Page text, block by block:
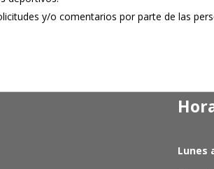
y/o comentarios por parte de las
Lunes